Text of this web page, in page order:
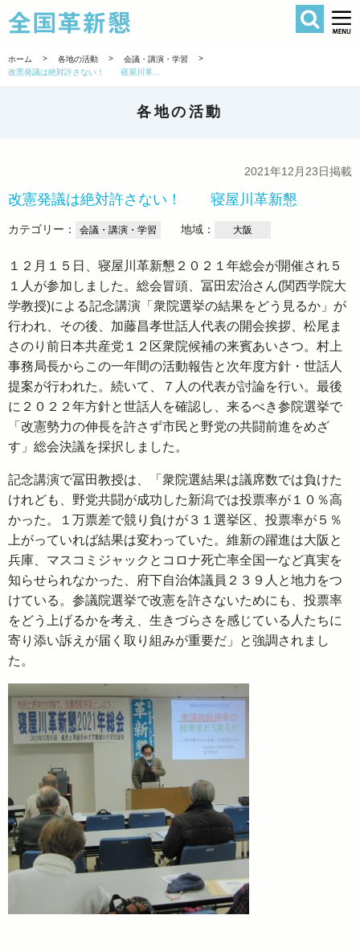
全国革新懇
検索
ホーム > 各地の活動 > 会議・講演・学習
>
各地の活動
2021年12月23日掲載
改憲発議は絶対許さない！ 寝屋川革新懇
カテゴリー： 会議・講演・学習 地域： 大阪
１２月１５日、寝屋川革新懇２０２１年総会が開催され５
１人が参加しました。総会冒頭、冨田宏治さん(関西学院大
学教授)による記念講演「衆院選挙の結果をどう見るか」が
行われ、その後、加藤昌孝世話人代表の開会挨拶、松尾ま
さのり前日本共産党１２区衆院候補の来賓あいさつ。村上
事務局長からこの一年間の活動報告と次年度方針・世話人
提案が行われた。続いて、７人の代表が討論を行い。最後
に２０２２年方針と世話人を確認し、来るべき参院選挙で
「改憲勢力の伸長を許さず市民と野党の共闘前進をめざ
す」総会決議を採択しました。
記念講演で冨田教授は、「衆院選結果は議席数では負けた
けれども、野党共闘が成功した新潟では投票率が１０％高
かった。１万票差で競り負けが３１選挙区、投票率が５％
上がっていれば結果は変わっていた。維新の躍進は大阪と
兵庫、マスコミジャックとコロナ死亡率全国一など真実を
知らせられなかった、府下自治体議員２３９人と地力をつ
けている。参議院選挙で改憲を許さないためにも、投票率
をどう上げるかを考え、生きづらさを感じている人たちに
寄り添い訴えが届く取り組みが重要だ」と強調されまし
た。